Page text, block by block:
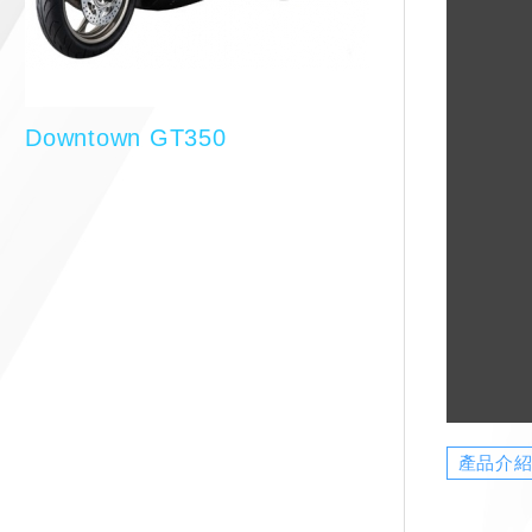
Downtown GT350
產品介紹